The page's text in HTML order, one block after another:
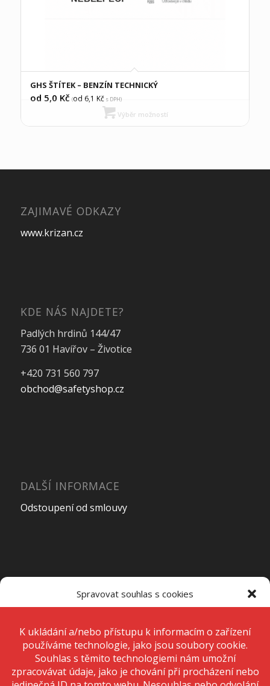
Spravovat souhlas s cookies
technologie, jako jsou soubory cookie. Děláme to, abychom zlepšili
zážitek z prohlížení a zobrazovali personalizované reklamy. Souhlas s
těmito technologiemi nám umožní zpracovávat údaje, jako je chování
při procházení nebo jedinečná ID na tomto webu. Nesouhlas nebo
odvolání souhlasu může nepříznivě ovlivnit určité vlastnosti a funkce.
GHS ŠTÍTEK – BENZÍN TECHNICKÝ
od 5,0 Kč (od 6,1 Kčs DPH)
Výběr možností
ZAJIMAVÉ ODKAZY
www.krizan.cz
KDE NÁS NAJDETE?
Padlých hrdinů 144/47
736 01 Havířov – Životice
+420 731 560 797
obchod@safetyshop.cz
DALŠÍ INFORMACE
Odstoupení od smlouvy
Pondělí – Pátek7:00 – 15:00
SobotaZavřeno
Neděle Zavřeno